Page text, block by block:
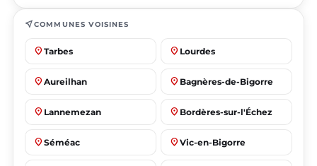
near_meCOMMUNES VOISINES
place Tarbes place Lourdes
place Aureilhan place Bagnères-de-Bigorre
place Lannemezan place Bordères-sur-l'Échez
place Séméac place Vic-en-Bigorre